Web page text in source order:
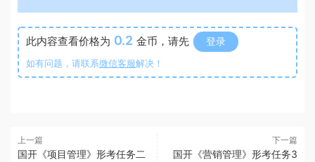
此内容查看价格为 0.2 金币，请先 登录
如有问题，请联系微信客服解决！
上一篇
国开《项目管理》形考任务二
下一篇
国开《营销管理》形考任务3